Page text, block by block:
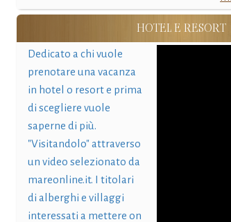
HOTEL E RESORT
Dedicato a chi vuole
prenotare una vacanza
in hotel o resort e prima
di scegliere vuole
saperne di più.
"Visitandolo" attraverso
un video selezionato da
mareonline.it. I titolari
di alberghi e villaggi
interessati a mettere on